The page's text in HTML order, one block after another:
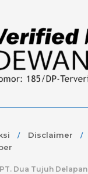
Disclaimer
Dua Tujuh Delapan